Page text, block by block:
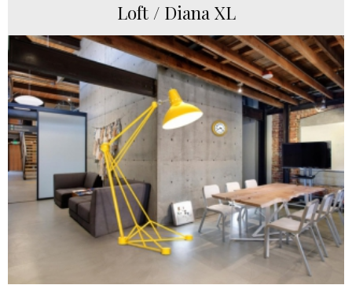
Loft / Diana XL